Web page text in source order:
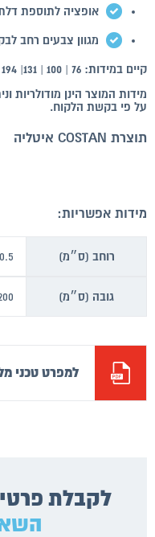
אופציה לתוספת
מגוון צבעים רחב
קיים במידות: 76 | 100 | 131| 194 ס"מ.
מידות המוצר הינן מודולריות
על פי בקשת הלקוח.
תוצרת COSTAN איטליה
מידות אפשריות:
רוחב (ס״מ) 70.5
גובה (ס״מ) 200
למפרט טכני
לקבלת